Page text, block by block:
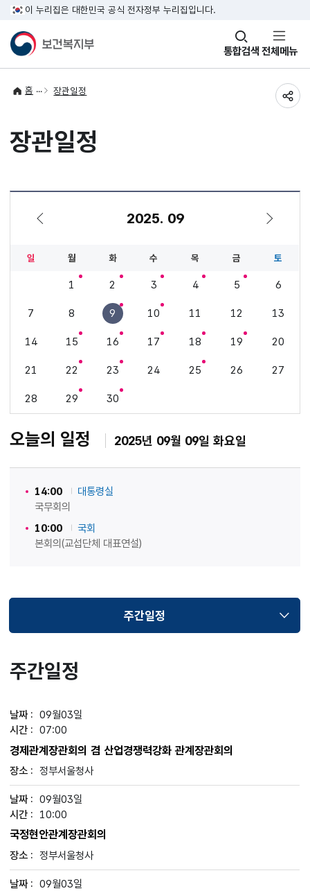
이 누리집은 대한민국 공식 전자정부 누리집입니다.
통합검색
창
열기 전체메뉴
홈 장관일정
장관일정
2025. 09
일 월 화 수 목 금 토
1 2 3 4 5 6
7 8 9 10 11 12 13
14 15 16 17 18 19 20
21 22 23 24 25 26 27
28 29 30
오늘의 일정 2025년 09월 09일 화요일
14:00
대통령실
국무회의
10:00
국회
본회의(교섭단체 대표연설)
주간일정
선택됨
주간일정
09월03일
07:00
경제관계장관회의 겸 산업경쟁력강화 관계장관회의
정부서울청사
09월03일
10:00
국정현안관계장관회의
정부서울청사
09월03일